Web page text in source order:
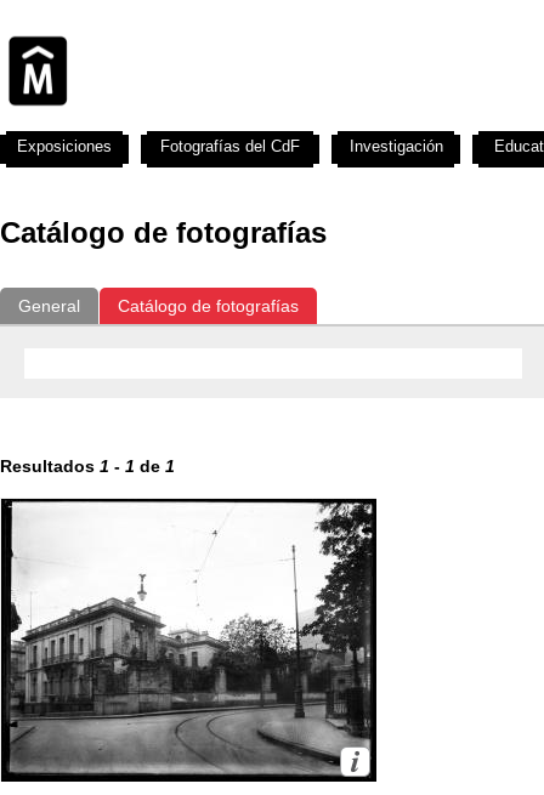
Catálogo de fotografías
General Catálogo de fotografías
Resultados 1 - 1 de 1
Exposiciones Fotografías del CdF Investigación